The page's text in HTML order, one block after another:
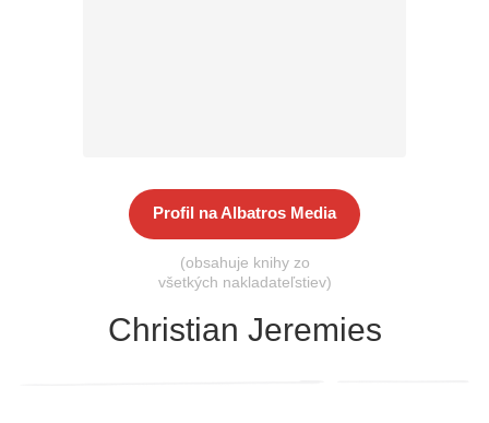
Profil na Albatros Media
(obsahuje knihy zo
všetkých nakladateľstiev)
Christian Jeremies